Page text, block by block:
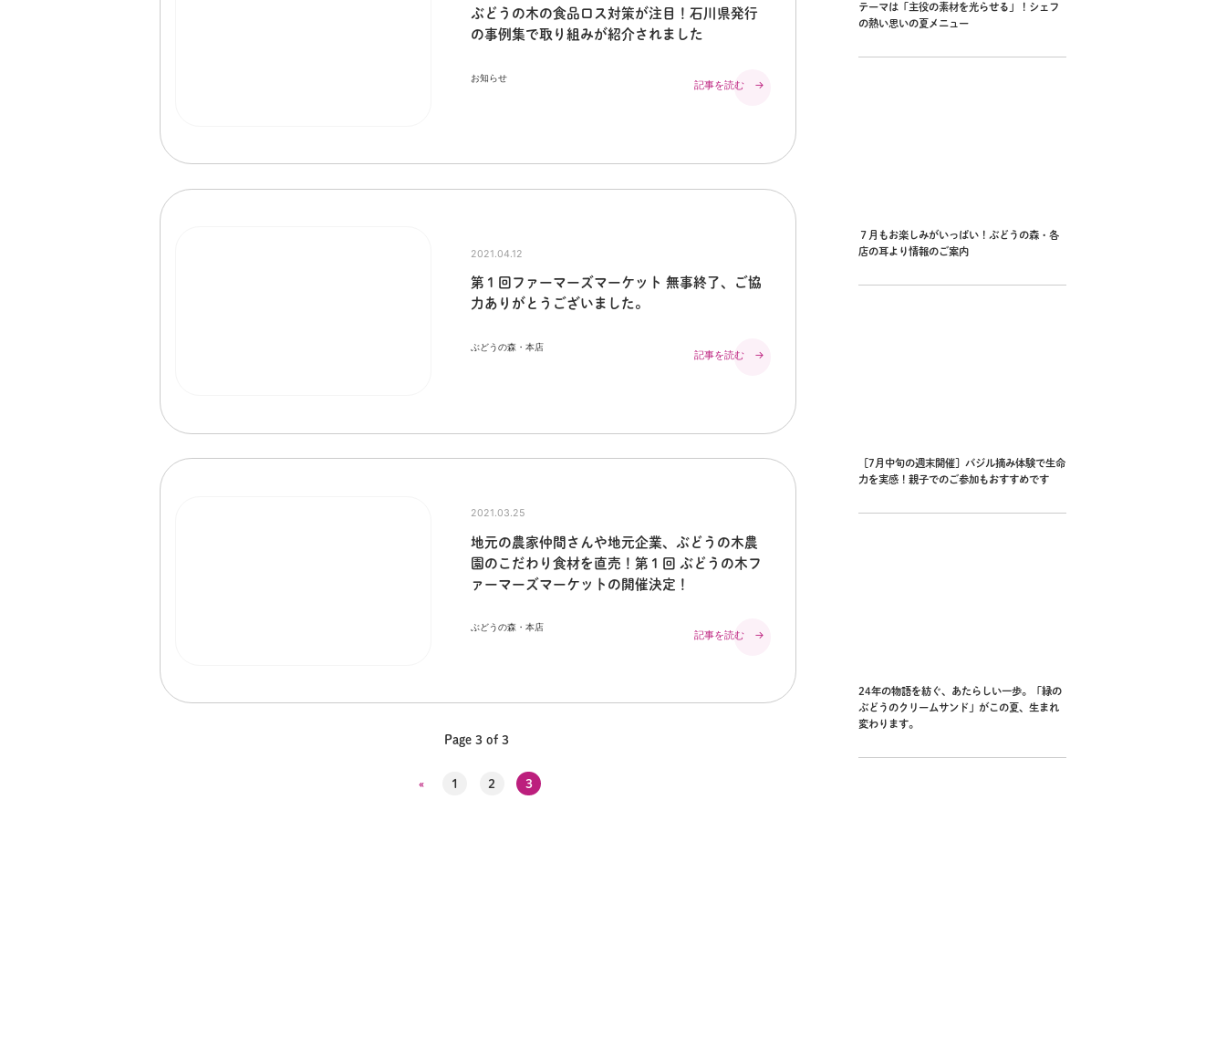
ぶどうの木の食品ロス対策が注目！石川県発行
の事例集で取り組みが紹介されました
お知らせ
記事を読む →
2021.04.12
第１回ファーマーズマーケット 無事終了、ご協
力ありがとうございました。
ぶどうの森・本店
記事を読む →
2021.03.25
地元の農家仲間さんや地元企業、ぶどうの木農
園のこだわり食材を直売！第１回 ぶどうの木フ
ァーマーズマーケットの開催決定！
ぶどうの森・本店
記事を読む →
Page 3 of 3
« 1 2 3
テーマは「主役の素材を光らせる」！シェフ
の熱い思いの夏メニュー
７月もお楽しみがいっぱい！ぶどうの森・各
店の耳より情報のご案内
［7月中旬の週末開催］バジル摘み体験で生命
力を実感！親子でのご参加もおすすめです
24年の物語を紡ぐ、あたらしい一歩。「緑の
ぶどうのクリームサンド」がこの夏、生まれ
変わります。